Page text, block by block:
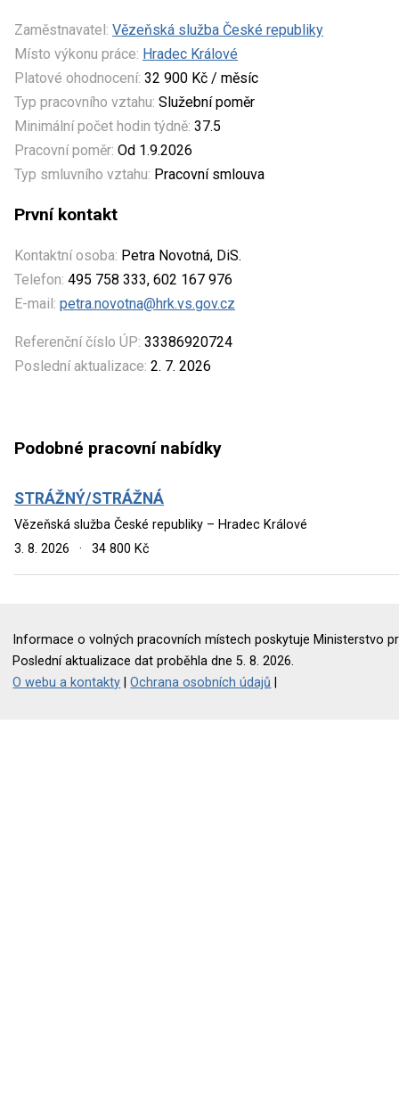
Zaměstnavatel: Vězeňská služba České republiky
Místo výkonu práce: Hradec Králové
Platové ohodnocení: 32 900 Kč / měsíc
Typ pracovního vztahu: Služební poměr
Minimální počet hodin týdně: 37.5
Pracovní poměr: Od 1.9.2026
Typ smluvního vztahu: Pracovní smlouva
První kontakt
Kontaktní osoba: Petra Novotná, DiS.
Telefon: 495 758 333, 602 167 976
E-mail: petra.novotna@hrk.vs.gov.cz
Referenční číslo ÚP: 33386920724
Poslední aktualizace: 2. 7. 2026
Podobné pracovní nabídky
STRÁŽNÝ/STRÁŽNÁ
Vězeňská služba České republiky – Hradec Králové
3. 8. 2026
· 34 800 Kč
Informace o volných pracovních místech poskytuje Ministerstvo
Poslední aktualizace dat proběhla dne 5. 8. 2026.
O webu a kontakty |Ochrana osobních údajů